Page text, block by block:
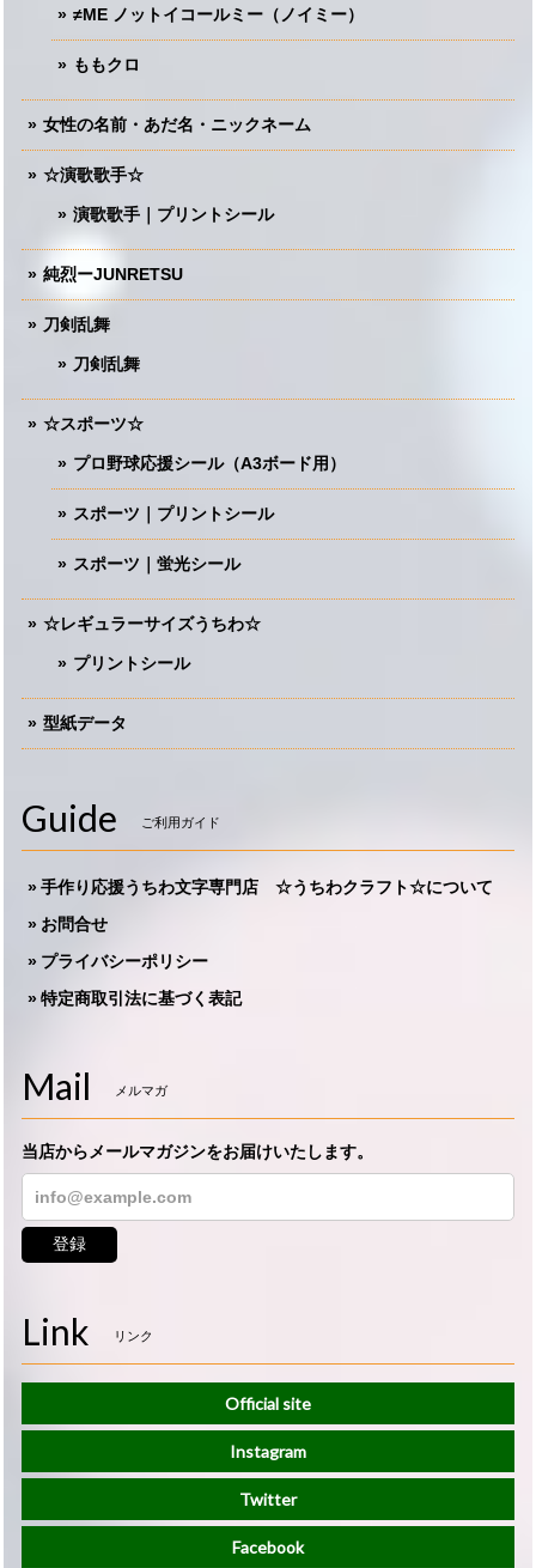
≠ME ノットイコールミー（ノイミー）
ももクロ
女性の名前・あだ名・ニックネーム
☆演歌歌手☆
演歌歌手｜プリントシール
純烈ーJUNRETSU
刀剣乱舞
刀剣乱舞
☆スポーツ☆
プロ野球応援シール（A3ボード用）
スポーツ｜プリントシール
スポーツ｜蛍光シール
☆レギュラーサイズうちわ☆
プリントシール
型紙データ
Guide ご利用ガイド
手作り応援うちわ文字専門店 ☆うちわクラフト☆について
お問合せ
プライバシーポリシー
特定商取引法に基づく表記
Mail メルマガ
当店からメールマガジンをお届けいたします。
登録
Link リンク
Official site
Instagram
Twitter
Facebook